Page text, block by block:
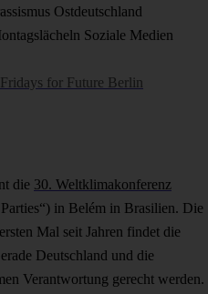
Ostdeutschland
Soziale Medien
Fridays for Future Berlin
die 30. Weltklimakonferenz
in Belém in Brasilien. Die
Mal seit Jahren findet die
Deutschland und die
Verantwortung gerecht werden.